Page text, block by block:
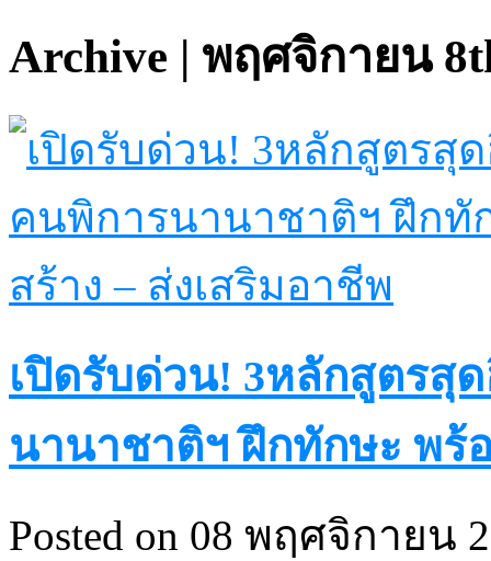
Archive | พฤศจิกายน
เปิดรับด่วน! 3หลักสูตรสุ
นานาชาติฯ ฝึกทักษะ พร้
Posted on 08 พฤศจิกายน